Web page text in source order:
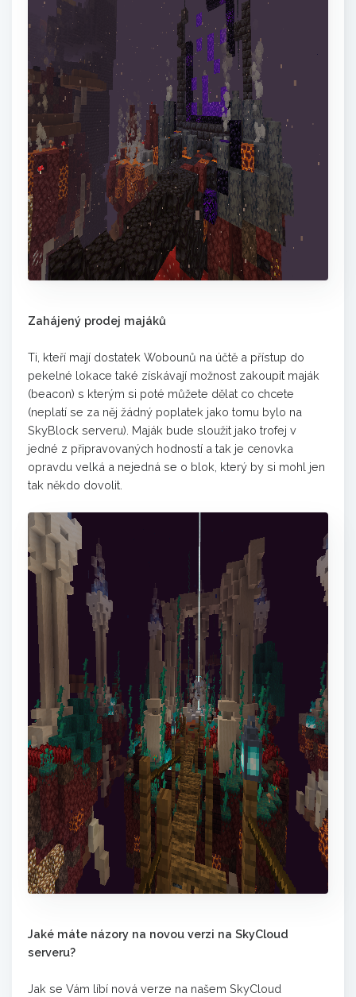
Zahájený prodej majáků
Ti, kteří mají dostatek Wobounů na účtě a přístup do
pekelné lokace také získávají možnost zakoupit maják
(beacon) s kterým si poté můžete dělat co chcete
(neplatí se za něj žádný poplatek jako tomu bylo na
SkyBlock serveru). Maják bude sloužit jako trofej v
jedné z připravovaných hodností a tak je cenovka
opravdu velká a nejedná se o blok, který by si mohl jen
tak někdo dovolit.
Jaké máte názory na novou verzi na SkyCloud
serveru?
Jak se Vám líbí nová verze na našem SkyCloud